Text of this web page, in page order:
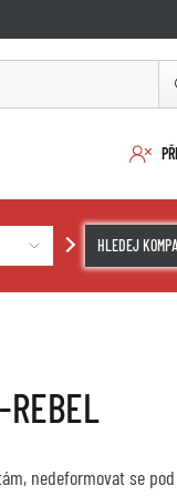
HLEDEJ
nedeformovat se